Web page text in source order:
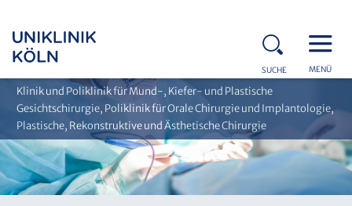
SUCHE MENÜ
Klinik und Poliklinik für Mund-, Kiefer- und Plastische
Gesichtschirurgie, Poliklinik für Orale Chirurgie und Implantologie,
Plastische, Rekonstruktive und Ästhetische Chirurgie